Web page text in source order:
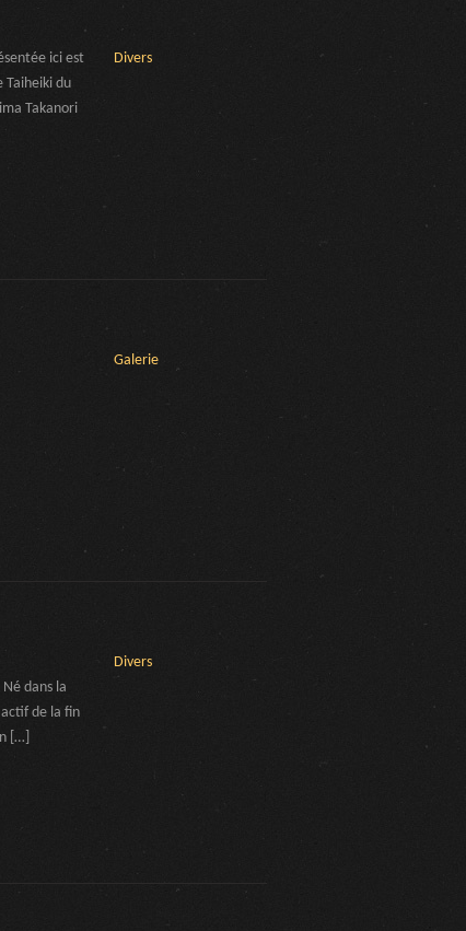
Divers
ici est
Taiheiki du
Takanori
Galerie
Divers
dans la
de la fin
[…]